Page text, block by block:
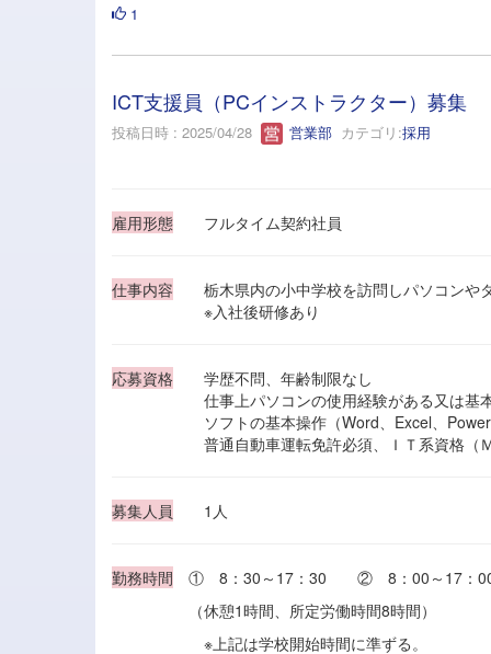
1
ICT支援員（PCインストラクター）募集
投稿日時 : 2025/04/28 営業部 カテゴリ:採用
雇用形態 フルタイム契約社員
仕事内容 栃木県内の小中学校を訪問しパソコンや
※入社後研修あり
応募資格 学歴不問、年齢制限なし
仕事上パソコンの使用経験がある又は基本操
ソフトの基本操作（Word、Excel、
普通自動車運転免許必須、ＩＴ系資格（ＭＯ
募集人員 1人
勤務時間 ① 8：30～17：30 ② 8：00～17：
（休憩1時間、所定労働時間8時間）
※上記は学校開始時間に準ずる。